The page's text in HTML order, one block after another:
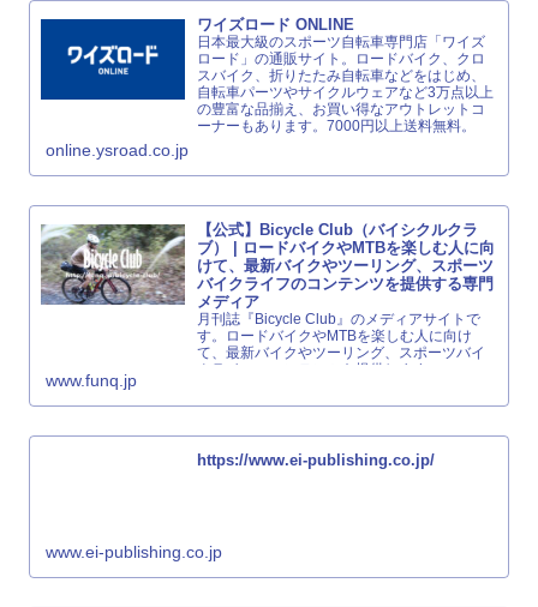
ワイズロード ONLINE
日本最大級のスポーツ自転車専門店「ワイズ
ロード」の通販サイト。ロードバイク、クロ
スバイク、折りたたみ自転車などをはじめ、
自転車パーツやサイクルウェアなど3万点以上
の豊富な品揃え、お買い得なアウトレットコ
ーナーもあります。7000円以上送料無料。
online.ysroad.co.jp
【公式】Bicycle Club（バイシクルクラ
ブ） | ロードバイクやMTBを楽しむ人に向
けて、最新バイクやツーリング、スポーツ
バイクライフのコンテンツを提供する専門
メディア
月刊誌『Bicycle Club』のメディアサイトで
す。ロードバイクやMTBを楽しむ人に向け
て、最新バイクやツーリング、スポーツバイ
クライフのコンテンツを提供します。
www.funq.jp
https://www.ei-publishing.co.jp/
www.ei-publishing.co.jp